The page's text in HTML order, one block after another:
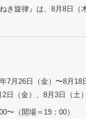
き旋律』は、8月8日（
7月26日（金）〜8月18
日（金）、8月3日（土
〜（開場＝19：00）